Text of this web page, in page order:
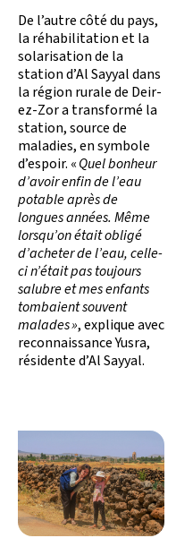
De l’autre côté du pays,
la réhabilitation et la
solarisation de la
station d’Al Sayyal dans
la région rurale de Deir-
ez-Zor a transformé la
station, source de
maladies, en symbole
d’espoir. «Quel bonheur
d’avoir enfin de l’eau
potable après de
longues années. Même
lorsqu’on était obligé
d’acheter de l’eau, celle-
ci n’était pas toujours
salubre et mes enfants
tombaient souvent
malades », explique avec
reconnaissance Yusra,
résidente d’Al Sayyal.